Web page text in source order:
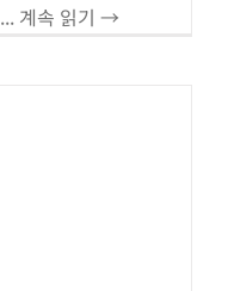
... 계속 읽기 →